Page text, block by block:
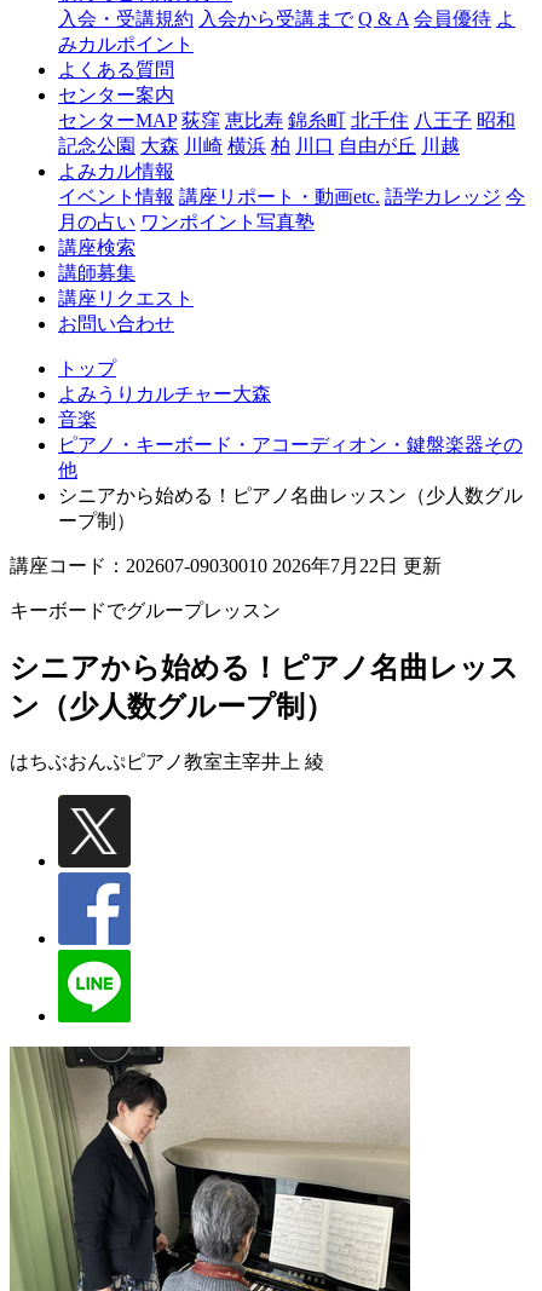
ャ
森
入会・受講規約 入会から受講まで Q & A 会員優待 よ
みカルポイント
よくある質問
センター案内
センターMAP 荻窪 恵比寿 錦糸町 北千住 八王子 昭和
記念公園 大森 川崎 横浜 柏 川口 自由が丘 川越
よみカル情報
イベント情報 講座リポート・動画etc. 語学カレッジ 今
月の占い ワンポイント写真塾
講座検索
講師募集
講座リクエスト
お問い合わせ
トップ
よみうりカルチャー大森
音楽
ピアノ・キーボード・アコーディオン・鍵盤楽器その
他
シニアから始める！ピアノ名曲レッスン（少人数グル
ープ制）
講座コード：202607-09030010 2026年7月22日 更新
キーボードでグループレッスン
シニアから始める！ピアノ名曲レッス
ン（少人数グループ制）
はちぶおんぷピアノ教室主宰井上 綾